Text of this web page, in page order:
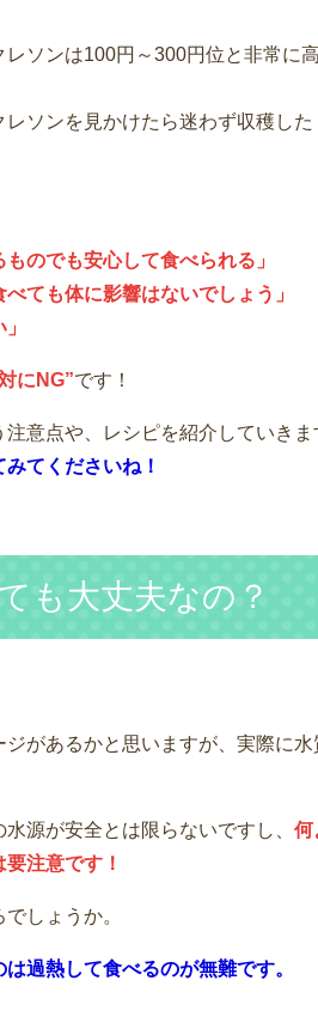
ソンは100円～300円位と非常に
ソンを見かけたら迷わず収穫した
のでも安心して食べられる」
ても体に影響はないでしょう」
にNG”です！
意点や、レシピを紹介していきま
てくださいね！
も大丈夫なの？
があるかと思いますが、実際に水
源が安全とは限らないですし、 何
注意です！
しょうか。
過熱して食べるのが無難です。